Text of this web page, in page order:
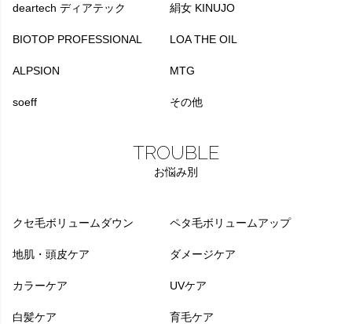
deartech ディアテック 絹女 KINUJO
BIOTOP PROFESSIONAL LOA THE OIL
ALPSION MTG
soeff その他
TROUBLE
お悩み別
クセ毛ボリュームダウン ペタ毛ボリュームアップ
地肌・頭皮ケア ダメージケア
カラーケア UVケア
白髪ケア 育毛ケア